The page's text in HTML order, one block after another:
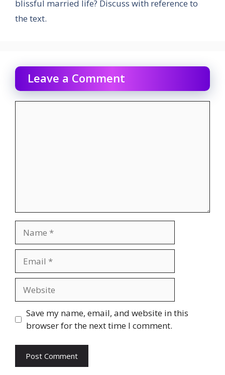
blissful married life? Discuss with reference to
the text.
Leave a Comment
Save my name, email, and website in this
browser for the next time I comment.